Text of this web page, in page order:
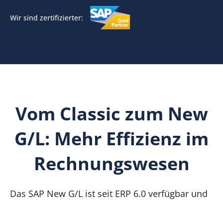
Wir sind zertifizierter:
Vom Classic zum New
G/L: Mehr Effizienz im
Rechnungswesen
Das SAP New G/L ist seit ERP 6.0 verfügbar und